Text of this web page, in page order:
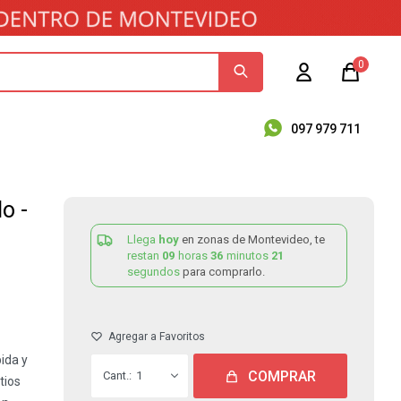
097 979 711
0
-
y
Llega hoy en zonas de Montevideo, te
restan 09 horas 36 minutos 20
segundos para comprarlo.
1 COMPRAR